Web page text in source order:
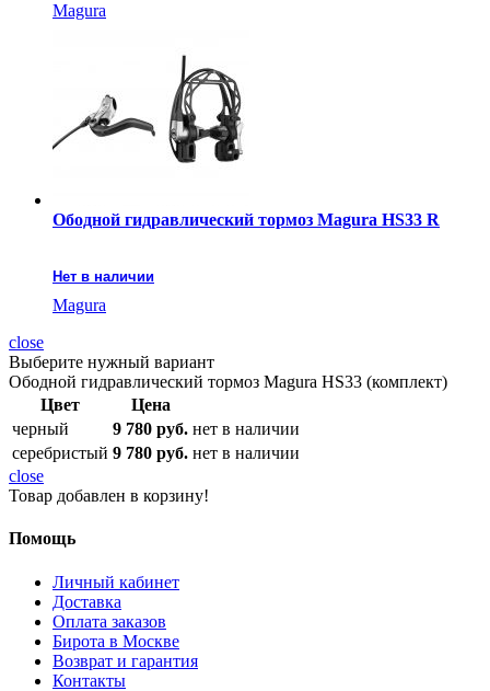
Magura
Ободной гидравлический тормоз Magura HS33 R
Нет в наличии
Magura
close
Выберите нужный вариант
Ободной гидравлический тормоз Magura HS33 (комплект)
Цвет
Цена
черный
9 780 руб. нет в наличии
серебристый 9 780 руб. нет в наличии
close
Товар добавлен в корзину!
Помощь
Личный кабинет
Доставка
Оплата заказов
Бирота в Москве
Возврат и гарантия
Контакты